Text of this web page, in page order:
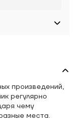
произведений,
регулярно
чему
места.